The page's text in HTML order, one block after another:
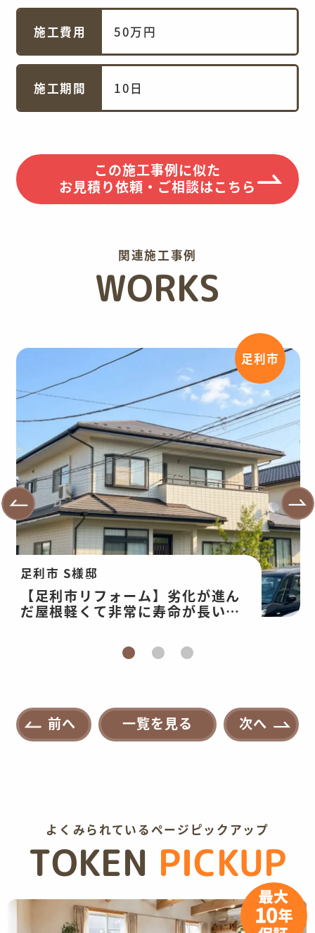
施工費用 50万円
施工期間 10日
この施工事例に似た
お見積り依頼・ご相談はこちら
関連施工事例
WORKS
足利市
足利市 S様邸
【足利市リフォーム】劣化が進ん
だ屋根軽くて非常に寿命が長い屋
前へ 一覧を見る 次へ
よくみられているページピックアップ
TOKEN PICKUP